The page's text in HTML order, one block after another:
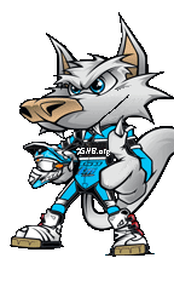
contenuto